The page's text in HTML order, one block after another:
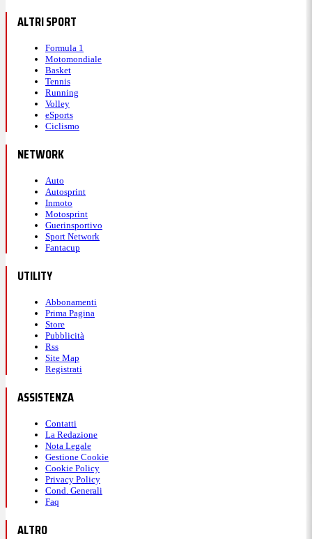
ALTRI SPORT
Formula 1
Motomondiale
Basket
Tennis
Running
Volley
eSports
Ciclismo
NETWORK
Auto
Autosprint
Inmoto
Motosprint
Guerinsportivo
Sport Network
Fantacup
UTILITY
Abbonamenti
Prima Pagina
Store
Pubblicità
Rss
Site Map
Registrati
ASSISTENZA
Contatti
La Redazione
Nota Legale
Gestione Cookie
Cookie Policy
Privacy Policy
Cond. Generali
Faq
ALTRO